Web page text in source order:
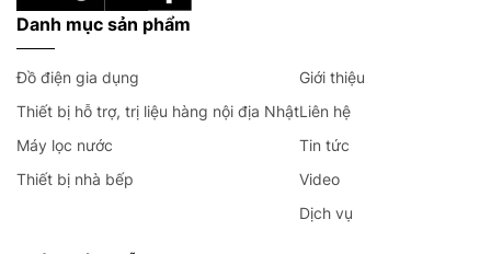
Danh mục sản phẩm
Đồ điện gia dụng
Thiết bị hỗ trợ, trị liệu hàng nội địa Nhật
Máy lọc nước
Thiết bị nhà bếp
Giới thiệu
Liên hệ
Tin tức
Video
Dịch vụ